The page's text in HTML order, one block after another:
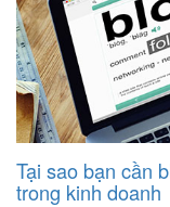
Tại sao bạn cần
trong kinh doanh